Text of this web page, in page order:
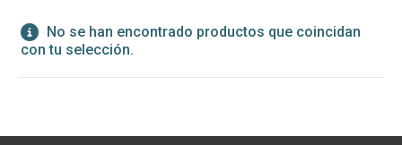
No se han encontrado productos que coincidan
con tu selección.